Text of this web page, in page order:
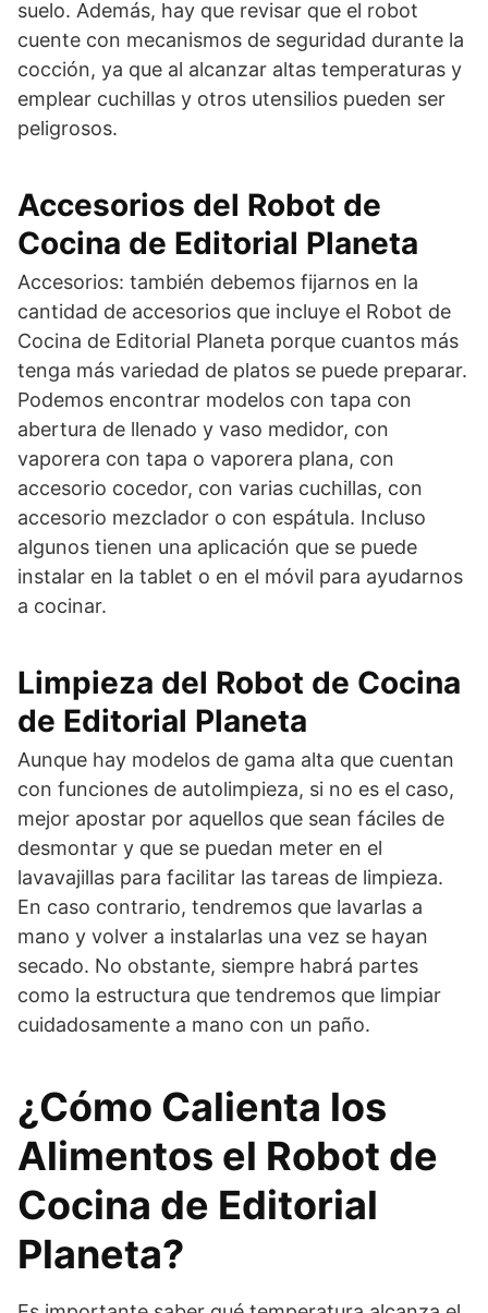
suelo. Además, hay que revisar que el robot
cuente con mecanismos de seguridad durante la
cocción, ya que al alcanzar altas temperaturas y
emplear cuchillas y otros utensilios pueden ser
peligrosos.
Accesorios del Robot de
Cocina de Editorial Planeta
Accesorios: también debemos fijarnos en la
cantidad de accesorios que incluye el Robot de
Cocina de Editorial Planeta porque cuantos más
tenga más variedad de platos se puede preparar.
Podemos encontrar modelos con tapa con
abertura de llenado y vaso medidor, con
vaporera con tapa o vaporera plana, con
accesorio cocedor, con varias cuchillas, con
accesorio mezclador o con espátula. Incluso
algunos tienen una aplicación que se puede
instalar en la tablet o en el móvil para ayudarnos
a cocinar.
Limpieza del Robot de Cocina
de Editorial Planeta
Aunque hay modelos de gama alta que cuentan
con funciones de autolimpieza, si no es el caso,
mejor apostar por aquellos que sean fáciles de
desmontar y que se puedan meter en el
lavavajillas para facilitar las tareas de limpieza.
En caso contrario, tendremos que lavarlas a
mano y volver a instalarlas una vez se hayan
secado. No obstante, siempre habrá partes
como la estructura que tendremos que limpiar
cuidadosamente a mano con un paño.
¿Cómo Calienta los
Alimentos el Robot de
Cocina de Editorial
Planeta?